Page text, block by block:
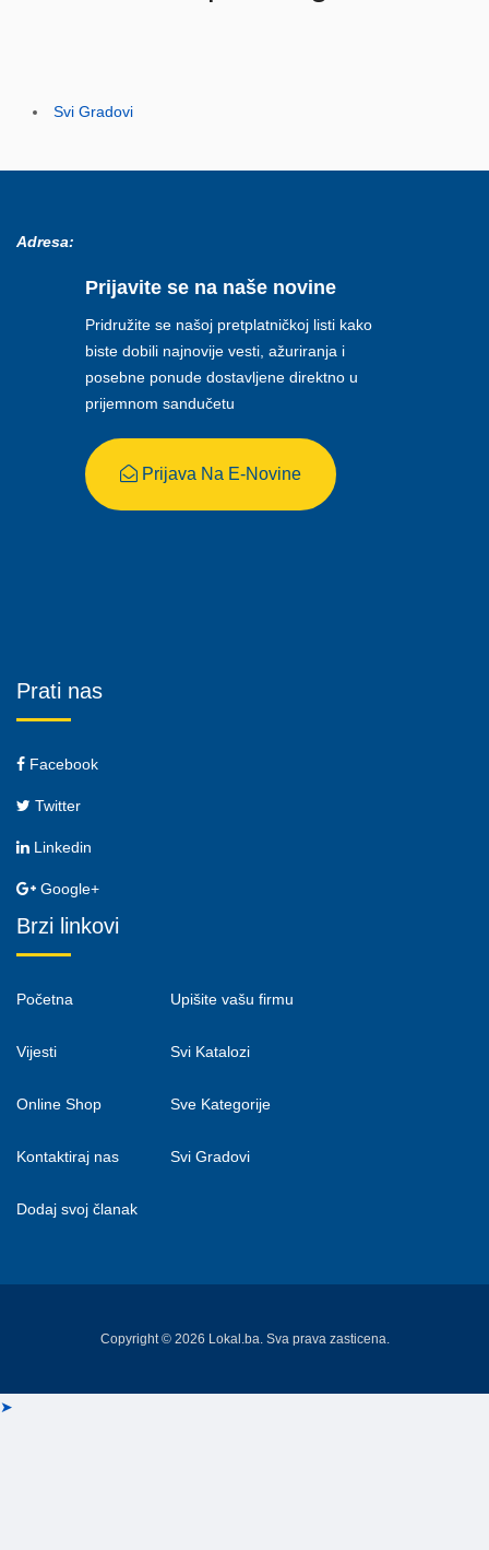
Svi Gradovi
Adresa:
Prijavite se na naše novine
Pridružite se našoj pretplatničkoj listi kako
biste dobili najnovije vesti, ažuriranja i
posebne ponude dostavljene direktno u
prijemnom sandučetu
Prijava Na E-Novine
Prati nas
Facebook
Twitter
Linkedin
Google+
Brzi linkovi
Početna
Vijesti
Online Shop
Kontaktiraj nas
Dodaj svoj članak
Upišite vašu firmu
Svi Katalozi
Sve Kategorije
Svi Gradovi
Copyright © 2026 Lokal.ba. Sva prava zasticena.
➤